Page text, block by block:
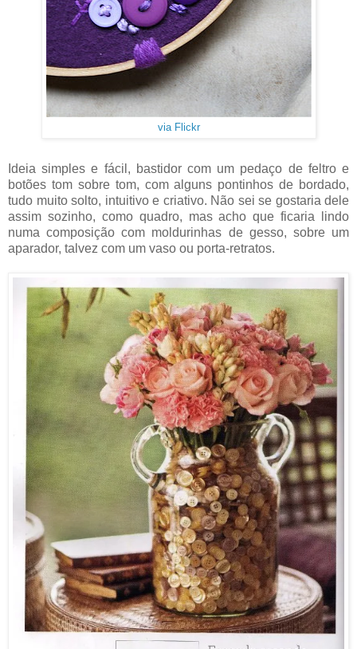
via Flickr
Ideia simples e fácil, bastidor com um pedaço de feltro e
botões tom sobre tom, com alguns pontinhos de bordado,
tudo muito solto, intuitivo e criativo. Não sei se gostaria dele
assim sozinho, como quadro, mas acho que ficaria lindo
numa composição com moldurinhas de gesso, sobre um
aparador, talvez com um vaso ou porta-retratos.